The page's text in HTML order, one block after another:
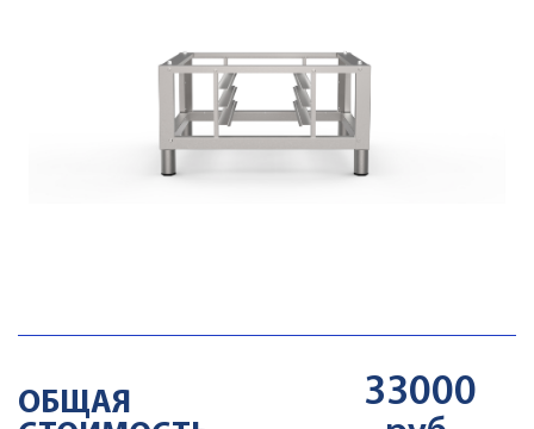
ОБЩАЯ
33000